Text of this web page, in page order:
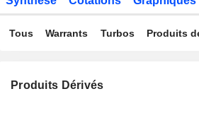
Tous Warrants Turbos Produits
Produits Dérivés